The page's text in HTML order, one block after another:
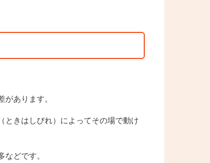
あります。
ときはしびれ）によってその場で動け
どです。